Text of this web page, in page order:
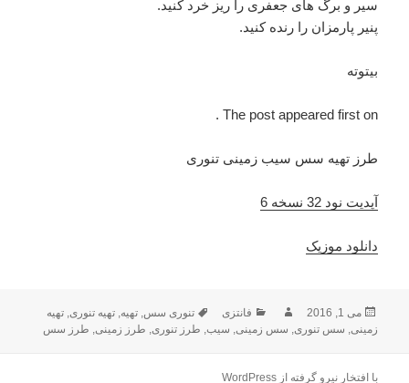
سیر و برگ های جعفری را ریز خرد کنید.
پنیر پارمزان را رنده کنید.
بیتوته
The post appeared first on .
طرز تهیه سس سیب زمینی تنوری
آپدیت نود 32 نسخه 6
دانلود موزیک
ارسال
شده
می 1, 2016 نویسندهدسته‌ها
فانتزی برچسب‌ها
تنوری سس,تهیه,تهیه تنوری,تهیه
زمینی, سس تنوری, سس زمینی, سیب, طرز تنوری, طرز زمینی, طرز سس
با افتخار نیرو گرفته از WordPress